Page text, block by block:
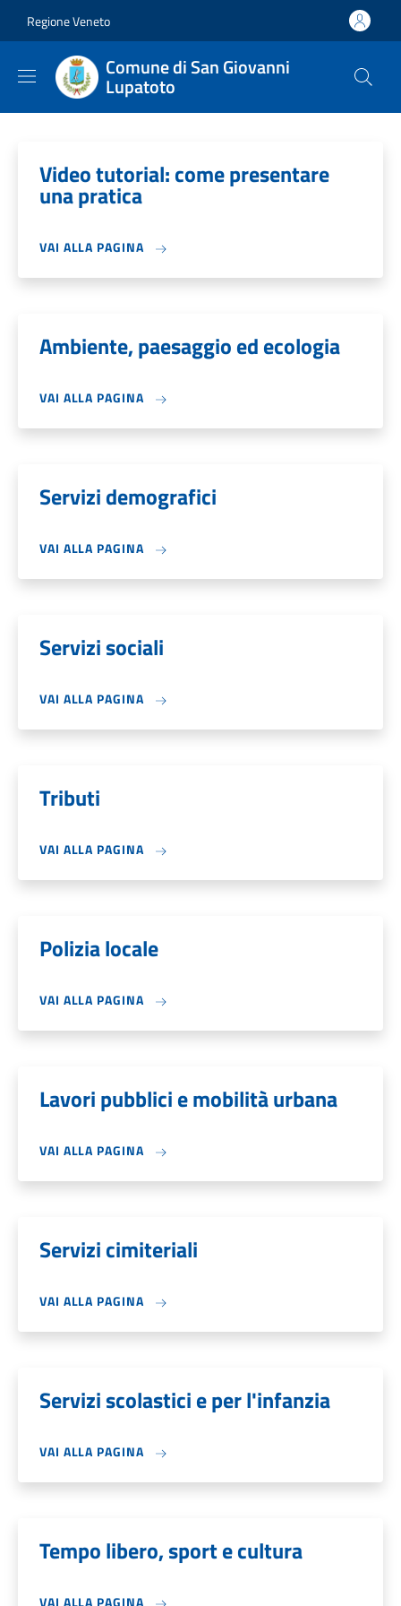
Regione Veneto
Comune di San Giovanni
Lupatoto
Video tutorial: come presentare
una pratica
VAI ALLA PAGINA
Ambiente, paesaggio ed ecologia
VAI ALLA PAGINA
Servizi demografici
VAI ALLA PAGINA
Servizi sociali
VAI ALLA PAGINA
Tributi
VAI ALLA PAGINA
Polizia locale
VAI ALLA PAGINA
Lavori pubblici e mobilità urbana
VAI ALLA PAGINA
Servizi cimiteriali
VAI ALLA PAGINA
Servizi scolastici e per l'infanzia
VAI ALLA PAGINA
Tempo libero, sport e cultura
VAI ALLA PAGINA